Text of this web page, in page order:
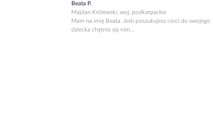
Beata P.
Majdan Królewski, woj. podkarpackie
Mam na imię Beata. Jeśli poszukujesz cioci do swojego
dziecka chętnie się nim...